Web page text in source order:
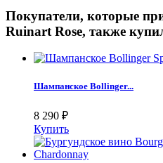
Покупатели, которые
Ruinart Rose, также
Шампанское Bollinger...
8 290 ₽
Купить